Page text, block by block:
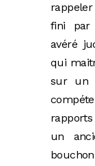
fini par
avéré
qui
sur un
un